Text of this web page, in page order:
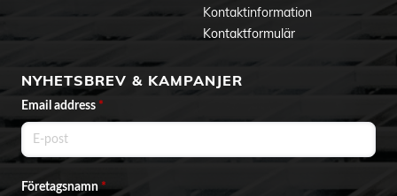
Kontaktinformation
Kontaktformulär
NYHETSBREV & KAMPANJER
Email address *
Företagsnamn*